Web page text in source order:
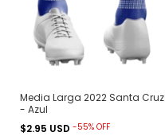
Media Larga 2022 Santa Cruz
- Azul
$2.95 USD -55% OFF